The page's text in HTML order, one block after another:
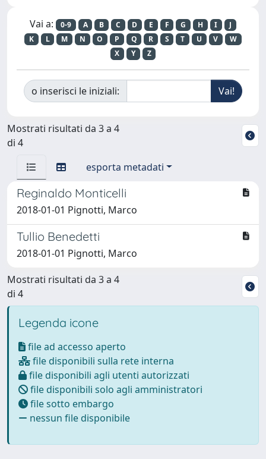
Vai a: 0-9 A B C D E F G H I
J
K
L M N O P Q R S T U V
W
X
Y Z
o inserisci le iniziali:
Mostrati risultati da 3 a 4
di 4
esporta metadati
Reginaldo Monticelli
2018-01-01 Pignotti, Marco
Tullio Benedetti
2018-01-01 Pignotti, Marco
Mostrati risultati da 3 a 4
di 4
Legenda icone
file ad accesso aperto
file disponibili sulla rete interna
file disponibili agli utenti autorizzati
file disponibili solo agli amministratori
file sotto embargo
nessun file disponibile